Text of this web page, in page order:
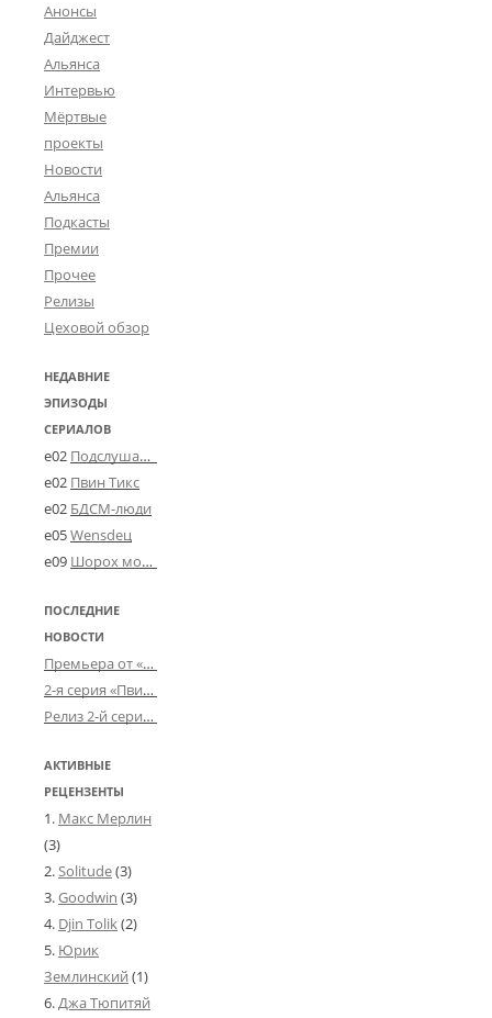
Анонсы
Дайджест
Альянса
Интервью
Мёртвые
проекты
Новости
Альянса
Подкасты
Премии
Прочее
Релизы
Цеховой обзор
НЕДАВНИЕ
ЭПИЗОДЫ
СЕРИАЛОВ
e02 Подслушано в Угличе
e02 Пвин Тикс
e02 БДСМ-люди
e05Wensdeц
e09 Шорох мозговины
ПОСЛЕДНИЕ
НОВОСТИ
Премьера от «Усталого королевства»: «Игорь начал»
2-я серия «Пвин Тикса» от 2-D
Релиз 2-й серии «БДСМ-людей» от «Аркада Фильм»
АКТИВНЫЕ
РЕЦЕНЗЕНТЫ
Макс Мерлин
(3)
Solitude(3)
Goodwin (3)
Djin Tolik(2)
Юрик
Землинский (1)
Джа Тюпитяй